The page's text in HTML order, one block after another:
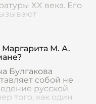
XX века. Его
М. А.
Булгакова
собой не
русской
того, как один